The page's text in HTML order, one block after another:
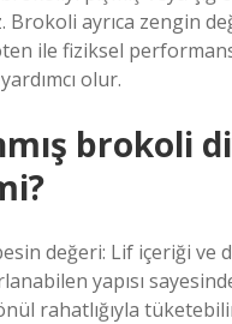
Brokoli ayrıca zengin
ile fiziksel
olur.
brokoli
değeri: Lif içeriği ve
yapısı
rahatlığıyla